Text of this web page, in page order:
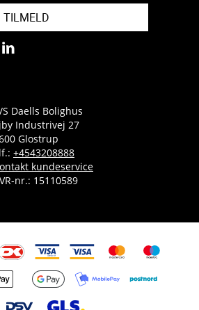
TILMELD
S Daells Bolighus
Industrivej 27
Glostrup
+4543208888
kundeservice
nr.: 15110589